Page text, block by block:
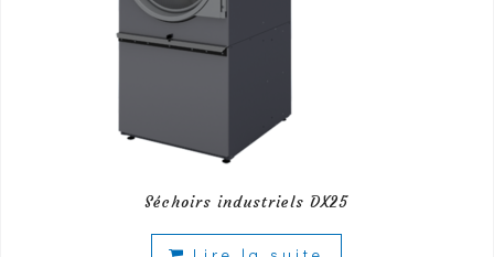
Séchoirs industriels DX25